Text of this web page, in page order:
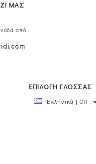
ΜΑΣ
από
ΕΠΙΛΟΓΗ ΓΛΩΣΣΑΣ
Ελληνικά | GR